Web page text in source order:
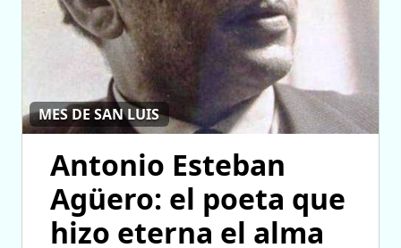
MES DE SAN LUIS
Antonio Esteban
Agüero: el poeta que
hizo eterna el alma